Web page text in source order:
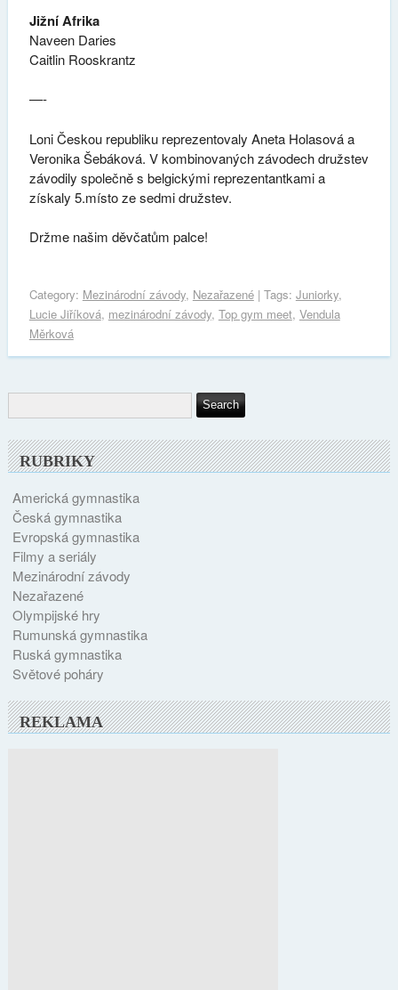
Jižní Afrika
Naveen Daries
Caitlin Rooskrantz
—-
Loni Českou republiku reprezentovaly Aneta Holasová a
Veronika Šebáková. V kombinovaných závodech družstev
závodily společně s belgickými reprezentantkami a
získaly 5.místo ze sedmi družstev.
Držme našim děvčatům palce!
Category: Mezinárodní závody, Nezařazené| Tags: Juniorky,
Lucie Jiříková, mezinárodní závody, Top gym meet, Vendula
Měrková
RUBRIKY
Americká gymnastika
Česká gymnastika
Evropská gymnastika
Filmy a seriály
Mezinárodní závody
Nezařazené
Olympijské hry
Rumunská gymnastika
Ruská gymnastika
Světové poháry
REKLAMA